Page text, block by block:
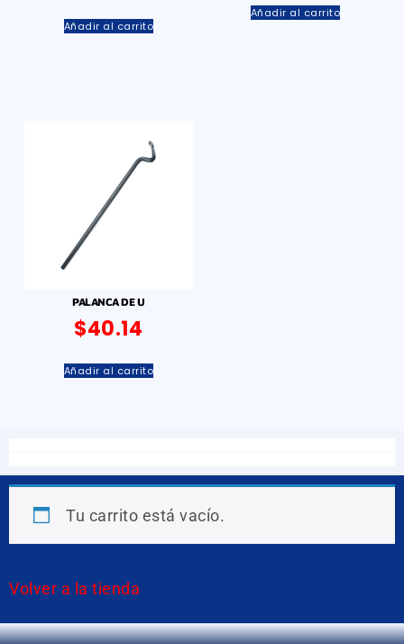
Añadir al carrito
Añadir al carrito
PALANCA DE U
$40.14
Añadir al carrito
Tu carrito está vacío.
Volver a la tienda